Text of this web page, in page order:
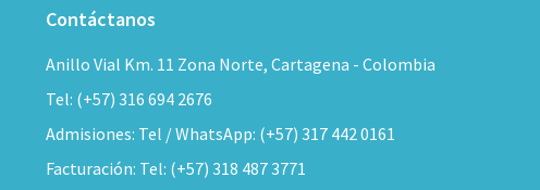
Contáctanos
Anillo Vial Km. 11 Zona Norte, Cartagena - Colombia
Tel: (+57) 316 694 2676
Admisiones: Tel / WhatsApp: (+57) 317 442 0161
Facturación: Tel: (+57) 318 487 3771